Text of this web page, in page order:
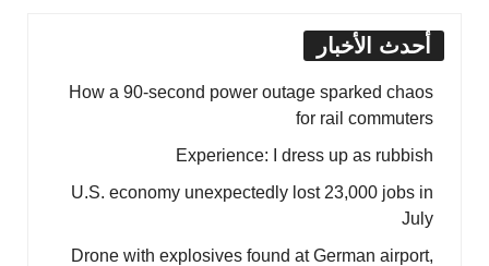
أحدث الأخبار
How a 90-second power outage sparked chaos
for rail commuters
Experience: I dress up as rubbish
U.S. economy unexpectedly lost 23,000 jobs in
July
Drone with explosives found at German airport,